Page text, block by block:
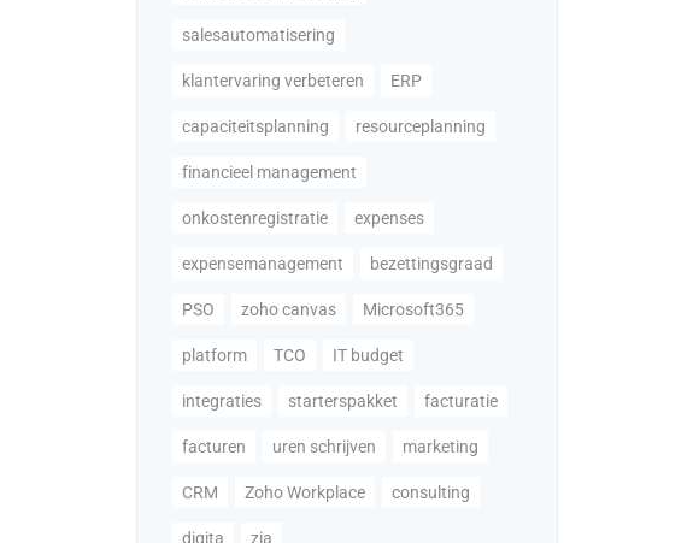
salesautomatisering
klantervaring verbeteren ERP
capaciteitsplanning resourceplanning
financieel management
onkostenregistratie expenses
expensemanagement bezettingsgraad
PSO zoho canvas Microsoft365
platform TCO IT budget
integraties starterspakket facturatie
facturen uren schrijven marketing
CRM Zoho Workplace consulting
digita zia